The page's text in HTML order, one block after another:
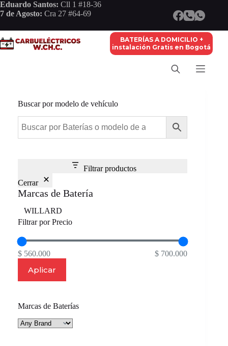
Saltar
al
Eduardo Santos: Cll 1 #18-36
7 de Agosto: Cra 27 #64-69
BATERÍAS A DOMICILIO +
instalación Gratis en Bogotá
Buscar por modelo de vehículo
Filtrar productos
Cerrar
Marcas de Batería
Marca
WILLARD
Filtrar por Precio
$ 560.000 $ 700.000
Aplicar
Marcas de Baterías